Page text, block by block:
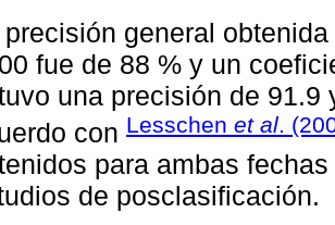
precisión general
fue de 88 % y un
una precisión de
con Lesschen et al.
para ambas
de posclasificación.